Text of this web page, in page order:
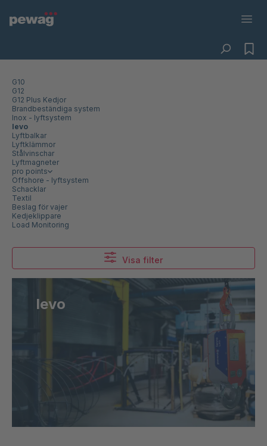
G10
G12
G12 Plus Kedjor
Brandbeständiga system
Inox - lyftsystem
levo
Lyftbalkar
Lyftklämmor
Stålvinschar
Lyftmagneter
pro points
Offshore - lyftsystem
Schacklar
Textil
Beslag för vajer
Kedjeklippare
Load Monitoring
Visa filter
levo